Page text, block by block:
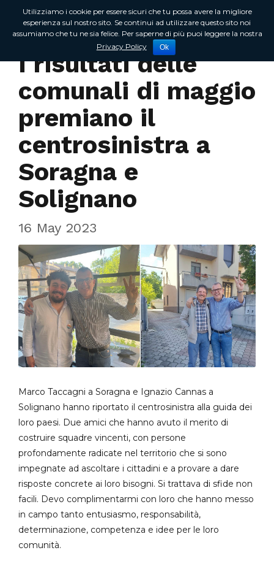
Incontri sul territorio
I risultati delle
comunali di maggio
premiano il
centrosinistra a
Soragna e
Solignano
16 May 2023
Marco Taccagni a Soragna e Ignazio Cannas a
Solignano hanno riportato il centrosinistra alla guida dei
loro paesi. Due amici che hanno avuto il merito di
costruire squadre vincenti, con persone
profondamente radicate nel territorio che si sono
impegnate ad ascoltare i cittadini e a provare a dare
risposte concrete ai loro bisogni. Si trattava di sfide non
facili. Devo complimentarmi con loro che hanno messo
in campo tanto entusiasmo, responsabilità,
determinazione, competenza e idee per le loro
comunità.
Utilizziamo i cookie per essere sicuri che tu possa avere la migliore
esperienza sul nostro sito. Se continui ad utilizzare questo sito noi
assumiamo che tu ne sia felice. Per saperne di più puoi leggere la nostra
Privacy Policy
Ok